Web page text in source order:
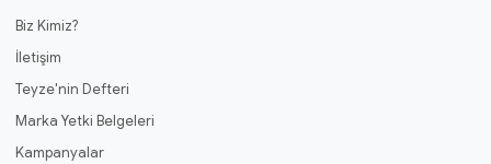
Biz Kimiz?
İletişim
Teyze'nin Defteri
Marka Yetki Belgeleri
Kampanyalar